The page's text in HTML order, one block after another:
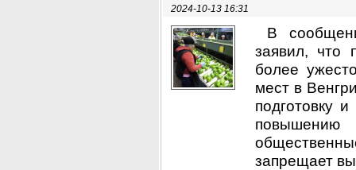
2024-10-13 16:31
В
заявил, что
более
мест в
подготовку
повышению
запрещает